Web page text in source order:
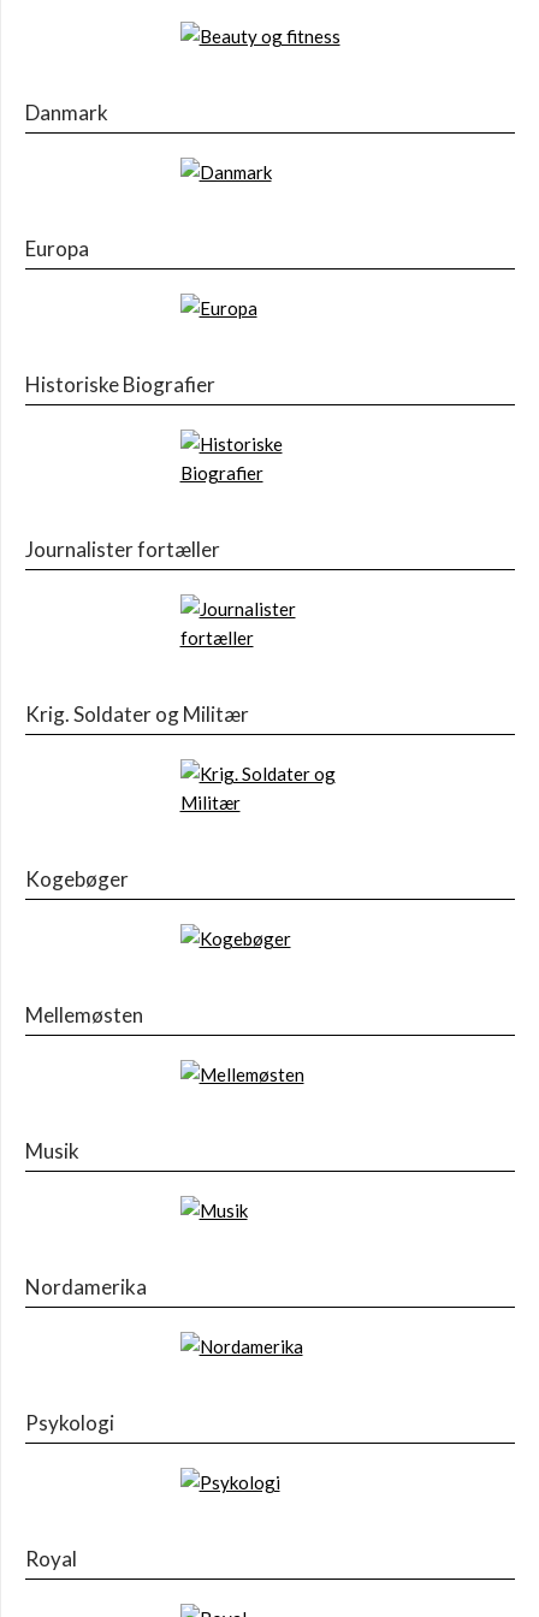
Danmark
Europa
Historiske Biografier
Journalister fortæller
Krig. Soldater og Militær
Kogebøger
Mellemøsten
Musik
Nordamerika
Psykologi
Royal